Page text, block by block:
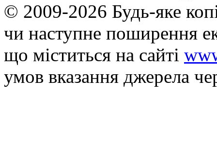
© 2009-2026 Будь-яке
чи наступне поширення
що мiститься на сайті
умов вказання джерела